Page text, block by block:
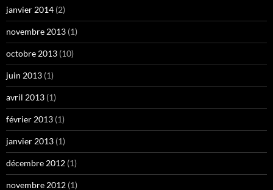
janvier 2014 (2)
novembre 2013 (1)
octobre 2013 (10)
juin 2013 (1)
avril 2013 (1)
février 2013 (1)
janvier 2013 (1)
décembre 2012 (1)
novembre 2012 (1)